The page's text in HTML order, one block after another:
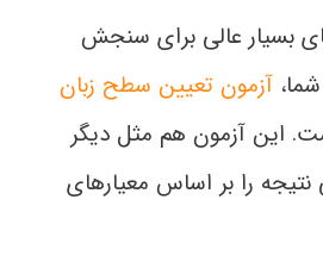
بسیار عالی برای سنجش
آزمون تعیین سطح زبان
این آزمون هم مثل دیگر
نتیجه را بر اساس معیارهای